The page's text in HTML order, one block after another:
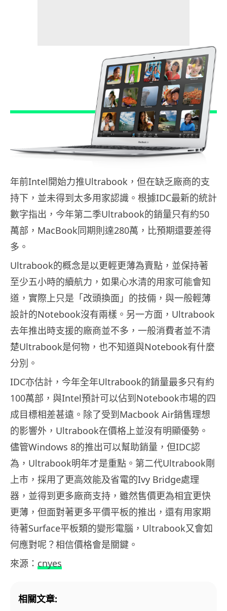
年前Intel開始力推Ultrabook，但在缺乏廠商的支
持下，並未得到太多用家認識。根據IDC最新的統計
數字指出，今年第二季Ultrabook的銷量只有約50
萬部，MacBook同期則達280萬，比預期還要差得
多。
Ultrabook的概念是以更輕更薄為賣點，並保持著
至少五小時的續航力，如果心水清的用家可能會知
道，實際上只是「改頭換面」的技倆，與一般輕薄
設計的Notebook沒有兩樣。另一方面，Ultrabook
去年推出時支援的廠商並不多，一般消費者並不清
楚Ultrabook是何物，也不知道與Notebook有什麼
分別。
IDC亦估計，今年全年Ultrabook的銷量最多只有約
100萬部，與Intel預計可以佔到Notebook市場的四
成目標相差甚遠。除了受到Macbook Air銷售理想
的影響外，Ultrabook在價格上並沒有明顯優勢。
儘管Windows 8的推出可以幫助銷量，但IDC認
為，Ultrabook明年才是重點。第二代Ultrabook剛
上市，採用了更高效能及省電的Ivy Bridge處理
器，並得到更多廠商支持，雖然售價更為相宜更快
更薄，但面對著更多平價平板的推出，還有用家期
待著Surface平板類的變形電腦，Ultrabook又會如
何應對呢？相信價格會是關鍵。
來源： cnyes
相關文章: